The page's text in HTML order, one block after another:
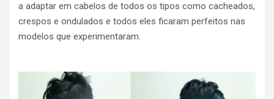
a adaptar em cabelos de todos os tipos como cacheados,
crespos e ondulados e todos eles ficaram perfeitos nas
modelos que experimentaram.